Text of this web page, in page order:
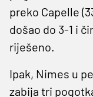
preko Capelle
došao do 3-1 i
riješeno.
Ipak, Nimes u
zabija tri